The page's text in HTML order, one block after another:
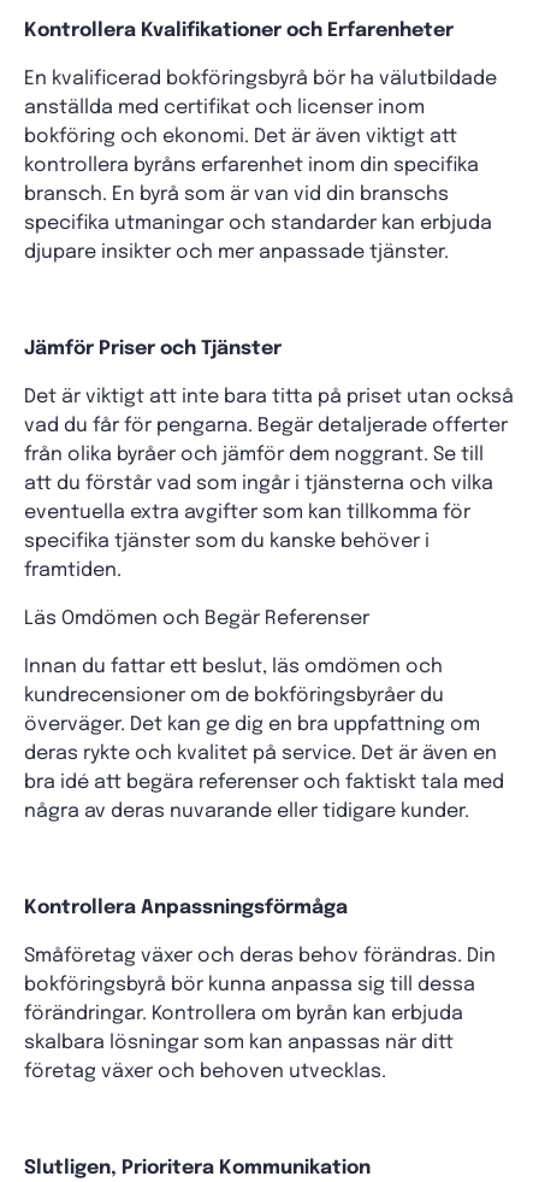
Kontrollera Kvalifikationer och Erfarenheter
En kvalificerad bokföringsbyrå bör ha välutbildade
anställda med certifikat och licenser inom
bokföring och ekonomi. Det är även viktigt att
kontrollera byråns erfarenhet inom din specifika
bransch. En byrå som är van vid din branschs
specifika utmaningar och standarder kan erbjuda
djupare insikter och mer anpassade tjänster.
Jämför Priser och Tjänster
Det är viktigt att inte bara titta på priset utan också
vad du får för pengarna. Begär detaljerade offerter
från olika byråer och jämför dem noggrant. Se till
att du förstår vad som ingår i tjänsterna och vilka
eventuella extra avgifter som kan tillkomma för
specifika tjänster som du kanske behöver i
framtiden.
Läs Omdömen och Begär Referenser
Innan du fattar ett beslut, läs omdömen och
kundrecensioner om de bokföringsbyråer du
överväger. Det kan ge dig en bra uppfattning om
deras rykte och kvalitet på service. Det är även en
bra idé att begära referenser och faktiskt tala med
några av deras nuvarande eller tidigare kunder.
Kontrollera Anpassningsförmåga
Småföretag växer och deras behov förändras. Din
bokföringsbyrå bör kunna anpassa sig till dessa
förändringar. Kontrollera om byrån kan erbjuda
skalbara lösningar som kan anpassas när ditt
företag växer och behoven utvecklas.
Slutligen, Prioritera Kommunikation